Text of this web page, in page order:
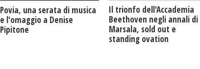
Povia, una serata di musica
e l'omaggio a Denise
Pipitone
Il trionfo dell'Accademia
Beethoven negli annali di
Marsala, sold out e
standing ovation